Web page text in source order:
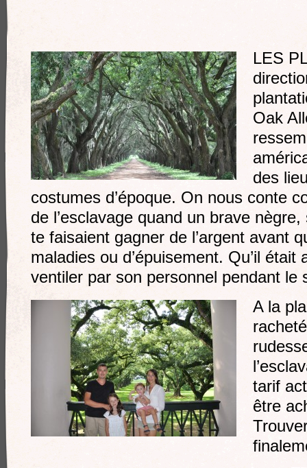
LES
Oak
des
costumes d’époque. On nous conte
de l’esclavage quand un brave
te faisaient gagner de l’argent avant
maladies ou d’épuisement. Qu’il était
ventiler par son personnel pendant le
A la
tarif
être